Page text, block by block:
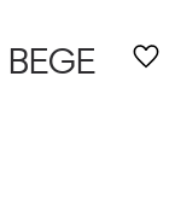
BEGE